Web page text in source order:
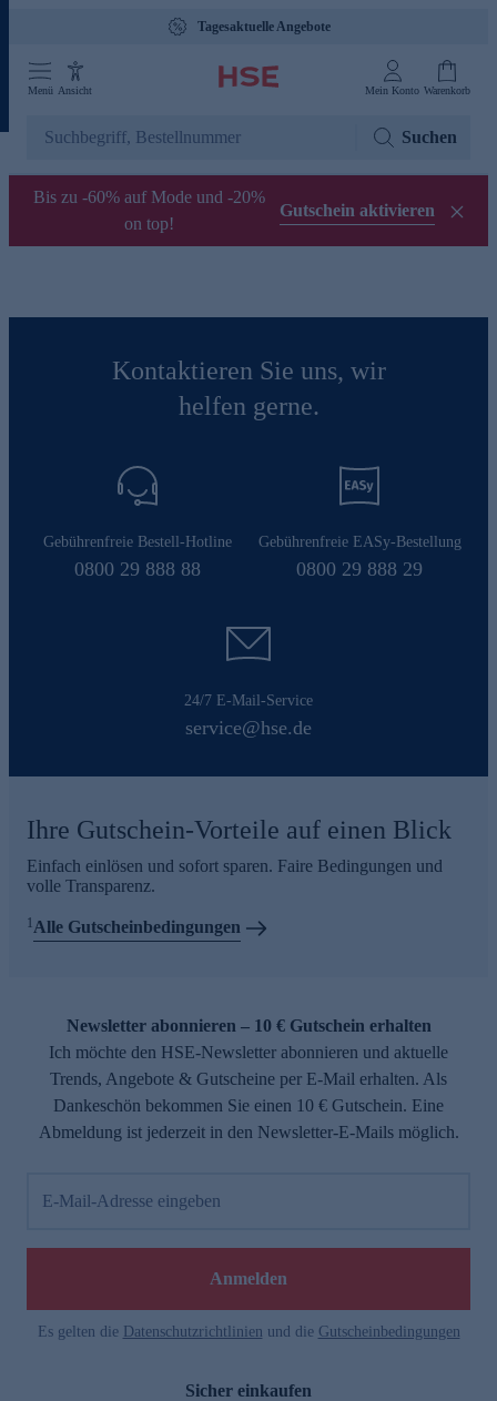
Tagesaktuelle Angebote
Menü Ansicht Mein Konto Warenkorb
Suchen
Bis zu -60% auf Mode und -20%
on top!
Gutschein aktivieren
Kontaktieren Sie uns, wir
helfen gerne.
Gebührenfreie Bestell-Hotline
0800 29 888 88
Gebührenfreie EASy-Bestellung
0800 29 888 29
24/7 E-Mail-Service
service@hse.de
Ihre Gutschein-Vorteile auf einen Blick
Einfach einlösen und sofort sparen. Faire Bedingungen und
volle Transparenz.
1Alle Gutscheinbedingungen
Newsletter abonnieren – 10 € Gutschein erhalten
Ich möchte den HSE-Newsletter abonnieren und aktuelle
Trends, Angebote & Gutscheine per E-Mail erhalten. Als
Dankeschön bekommen Sie einen 10 € Gutschein. Eine
Abmeldung ist jederzeit in den Newsletter-E-Mails möglich.
E-Mail-Adresse eingeben
Anmelden
Es gelten die Datenschutzrichtlinien und die Gutscheinbedingungen
Sicher einkaufen